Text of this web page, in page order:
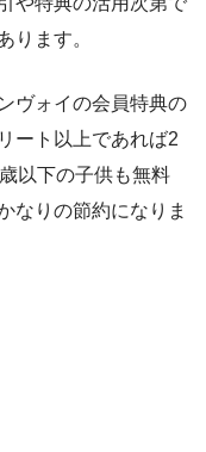
ります。
ヴォイの会員特典の
ート以上であれば2
以下の子供も無料
なりの節約になりま